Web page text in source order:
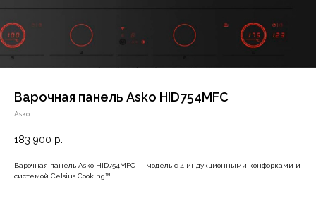
Варочная панель Asko HID754MFC
Asko
183 900 р.
Варочная панель Asko HID754MFC — модель c 4 индукционными конфорками и
системой Celsius Cooking™.